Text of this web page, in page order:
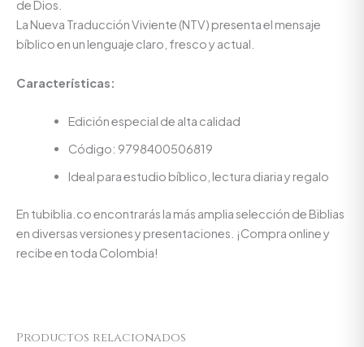
de Dios.
La Nueva Traducción Viviente (NTV) presenta el mensaje
bíblico en un lenguaje claro, fresco y actual.
Características:
Edición especial de alta calidad
Código: 9798400506819
Ideal para estudio bíblico, lectura diaria y regalo
En tubiblia.co encontrarás la más amplia selección de Biblias
en diversas versiones y presentaciones. ¡Compra online y
recibe en toda Colombia!
Productos relacionados